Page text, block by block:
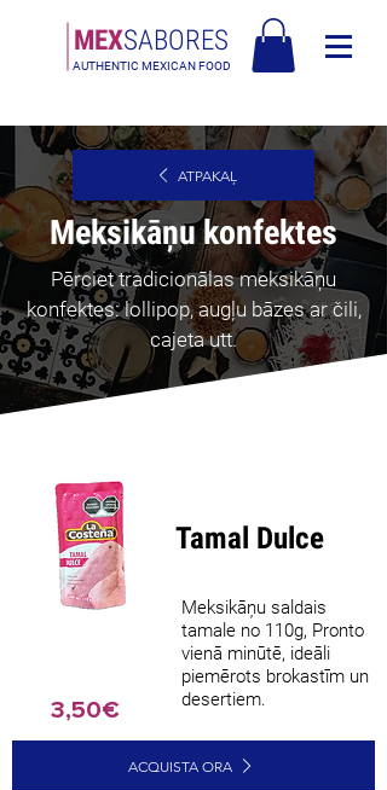
MEXSABORES
AUTHENTIC MEXICAN FOOD
ATPAKAĻ
Meksikāņu konfektes
Pērciet tradicionālas meksikāņu
konfektes: lollipop, augļu bāzes ar čili,
cajeta utt.
3,50€
Tamal Dulce
Meksikāņu saldais
tamale no 110g, Pronto
vienā minūtē, ideāli
piemērots brokastīm un
desertiem.
ACQUISTA ORA